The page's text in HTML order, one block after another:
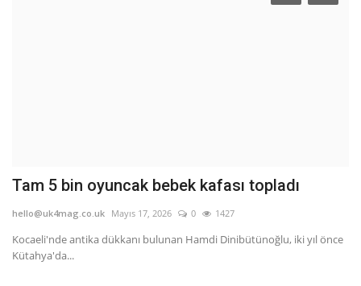
Tam 5 bin oyuncak bebek kafası topladı
hello@uk4mag.co.uk Mayıs 17, 2026 0 1427
Kocaeli'nde antika dükkanı bulunan Hamdi Dinibütünoğlu, iki yıl önce
Kütahya'da...